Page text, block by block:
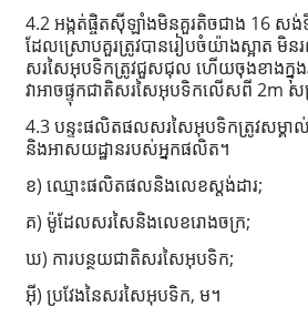
4.2 អង្កត់ផ្ចិតស៊ីឡាំងមិនគួរតិចជាង 16 ស
ដែលស្រោបគួរត្រូវបានរៀបចំយ៉ាងស្អាត មិន
សរសៃអុបទិកត្រូវជួសជុល ហើយចុងខាងក្នុ
វាអាចផ្ទុកជាតិសរសៃអុបទិកលើសពី 2m សម្
4.3 បន្ទះផលិតផលសរសៃអុបទិកត្រូវសម្គា
និងអាសយដ្ឋានរបស់អ្នកផលិត។
ខ) ឈ្មោះផលិតផលនិងលេខស្តង់ដារ;
គ) ម៉ូដែលសរសៃនិងលេខរោងចក្រ;
ឃ) ការបន្ថយជាតិសរសៃអុបទិក;
អ៊ី) ប្រវែងនៃសរសៃអុបទិក, ម។